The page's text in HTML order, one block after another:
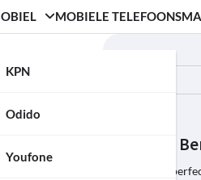
KPN
Odido
Youfone
MOBIELE TELEFOON
Recente
De